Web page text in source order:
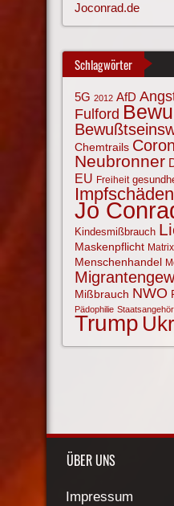
Joconrad.de
Schlagwörter
5G 2012 AfD
Fulford
Chemtrails
Neubronner
EU Freiheit
Impfschäden
Jo
Kindesmißbrauch
Maskenpflicht Matrix
Menschenhandel
Mißbrauch NWO
Pädophilie
Trump
ÜBER UNS
Impressum